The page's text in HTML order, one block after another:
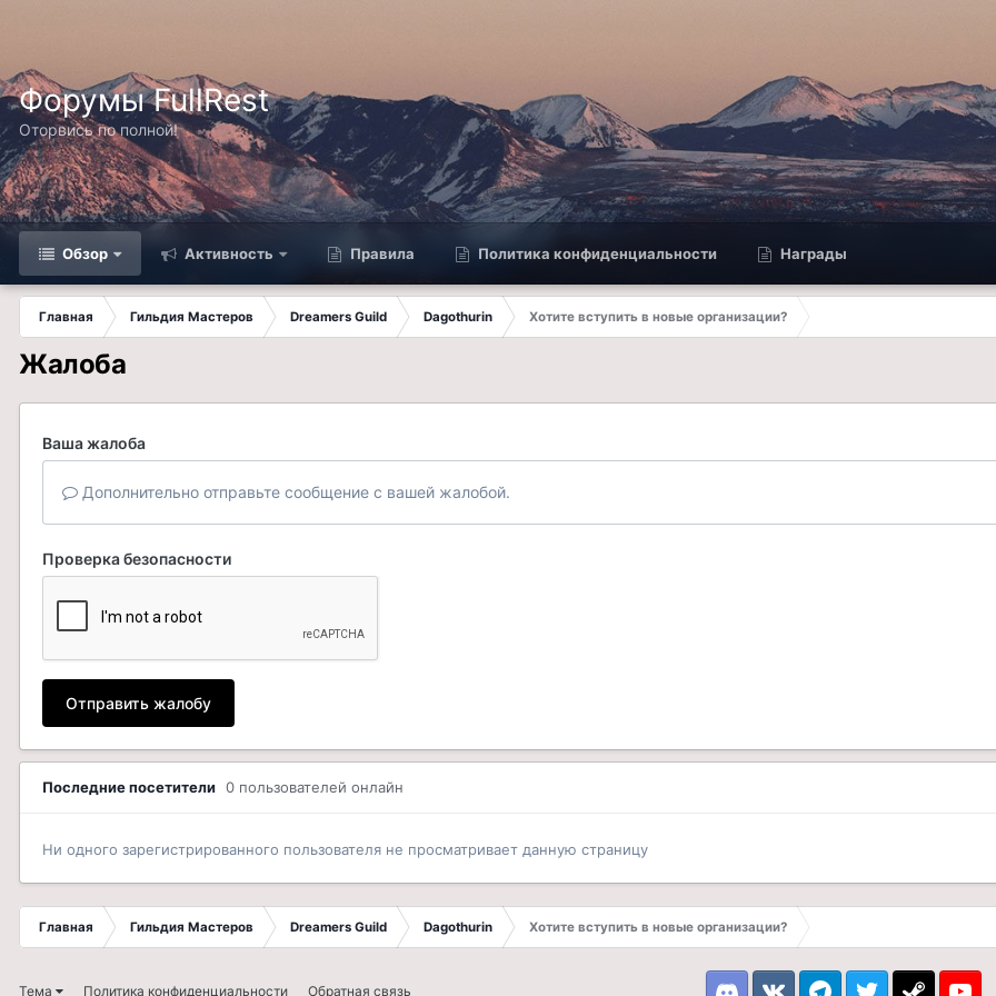
Форумы FullRest
Оторвись по полной!
Обзор Активность Правила Политика конфиденциальности Награды
Главная Гильдия Мастеров Dreamers Guild Dagothurin
Хотите вступить в новые организации?
Жалоба
Ваша жалоба
Дополнительно отправьте сообщение с вашей жалобой.
Проверка безопасности
Отправить жалобу
Последние посетители 0 пользователей онлайн
Ни одного зарегистрированного пользователя не просматривает данную страницу
Главная Гильдия Мастеров Dreamers Guild Dagothurin Хотите вступить в новые организации?
Тема Политика конфиденциальности Обратная связь